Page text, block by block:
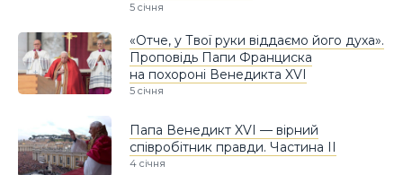
5 січня
«Отче, у Твої руки віддаємо його духа».
Проповідь Папи Франциска
на похороні Венедикта XVI
5 січня
Папа Венедикт XVI — вірний
співробітник правди. Частина ІІ
4 січня